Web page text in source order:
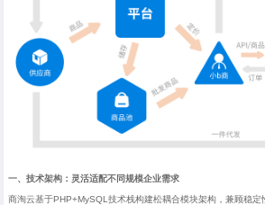
一、技术架构：灵活适配不同规模企业需求
商淘云基于PHP+MySQL 技术栈构建松耦合模块架构，兼顾稳